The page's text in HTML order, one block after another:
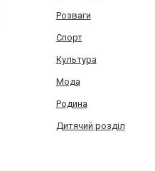
Розваги
Спорт
Культура
Мода
Родина
Дитячий розділ